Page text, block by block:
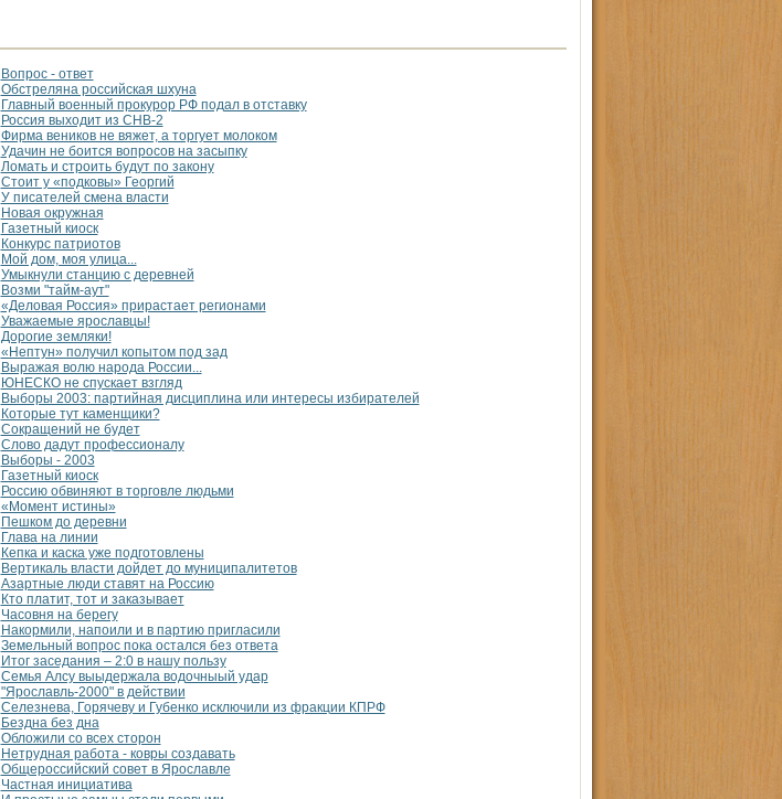
Вопрос - ответ
Обстреляна российская шхуна
Главный военный прокурор РФ подал в отставку
Россия выходит из CНВ-2
Фирма веников не вяжет, а торгует молоком
Удачин не боится вопросов на засыпку
Ломать и строить будут по закону
Стоит у «подковы» Георгий
У писателей смена власти
Новая окружная
Газетный киоск
Конкурс патриотов
Мой дом, моя улица...
Умыкнули станцию с деревней
Возми "тайм-аут"
«Деловая Россия» прирастает регионами
Уважаемые ярославцы!
Дорогие земляки!
«Нептун» получил копытом под зад
Выражая волю народа Росcии...
ЮНЕСКО не спускает взгляд
Выборы 2003: партийная дисциплина или интересы избирателей
Которые тут каменщики?
Сокращений не будет
Слово дадут профессионалу
Выборы - 2003
Газетный киоск
Россию обвиняют в торговле людьми
«Момент истины»
Пешком до деревни
Глава на линии
Кепка и каска уже подготовлены
Вертикаль власти дойдет до муниципалитетов
Азартные люди ставят на Россию
Кто платит, тот и заказывает
Часовня на берегу
Накормили, напоили и в партию пригласили
Земельный вопрос пока остался без ответа
Итог заседания – 2:0 в нашу пользу
Семья Алсу выыдержала водочныый удар
"Ярославль-2000" в действии
Селезнева, Горячеву и Губенко исключили из фракции КПРФ
Бездна без дна
Обложили со всех сторон
Нетрудная работа - ковры создавать
Общероссийский совет в Ярославле
Частная инициатива